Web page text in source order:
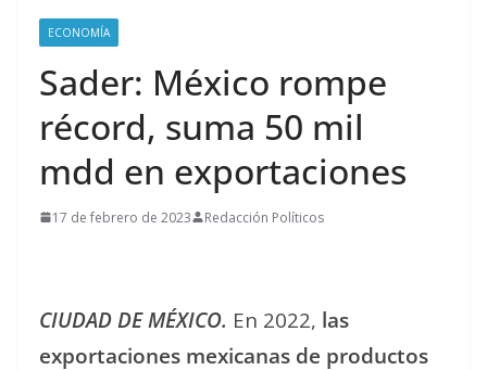
ECONOMÍA
Sader: México rompe
récord, suma 50 mil
mdd en exportaciones
17 de febrero de 2023 Redacción Políticos
CIUDAD DE MÉXICO. En 2022, las
exportaciones mexicanas de productos